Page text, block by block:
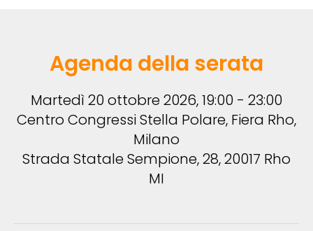
Agenda della serata
Martedì 20 ottobre 2026, 19:00 - 23:00
Centro Congressi Stella Polare, Fiera Rho,
Milano
Strada Statale Sempione, 28, 20017 Rho
MI